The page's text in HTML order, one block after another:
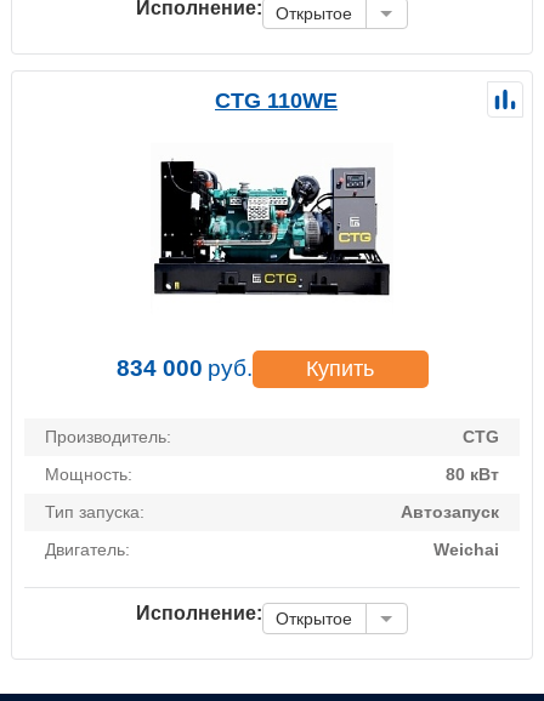
Исполнение: Открытое
CTG 110WE
834 000 руб. Купить
Производитель:
CTG
Мощность:
80 кВт
Тип запуска:
Автозапуск
Двигатель:
Weichai
Исполнение: Открытое